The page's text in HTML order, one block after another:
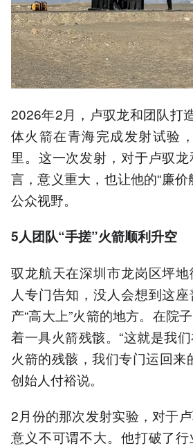
2026年2月，卢驭龙和团队打
体火箭在青海完成发射试验
里。这一次发射，对于卢驭
言，意义重大，也让他的“廉价
公众视野。
5人团队“手搓”火箭顺利升空
驭龙航天在深圳市龙岗区坪
人专门告知，没人会想到这
产“高大上”火箭的地方。在院
着一具火箭残骸。“这就是我
火箭的残骸，我们专门运回来
创始人付裕说。
2月份的那次发射实验，对于
意义不可谓不大。他打破了